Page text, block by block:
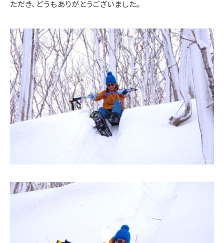
ただき、どうもありがとうございました。